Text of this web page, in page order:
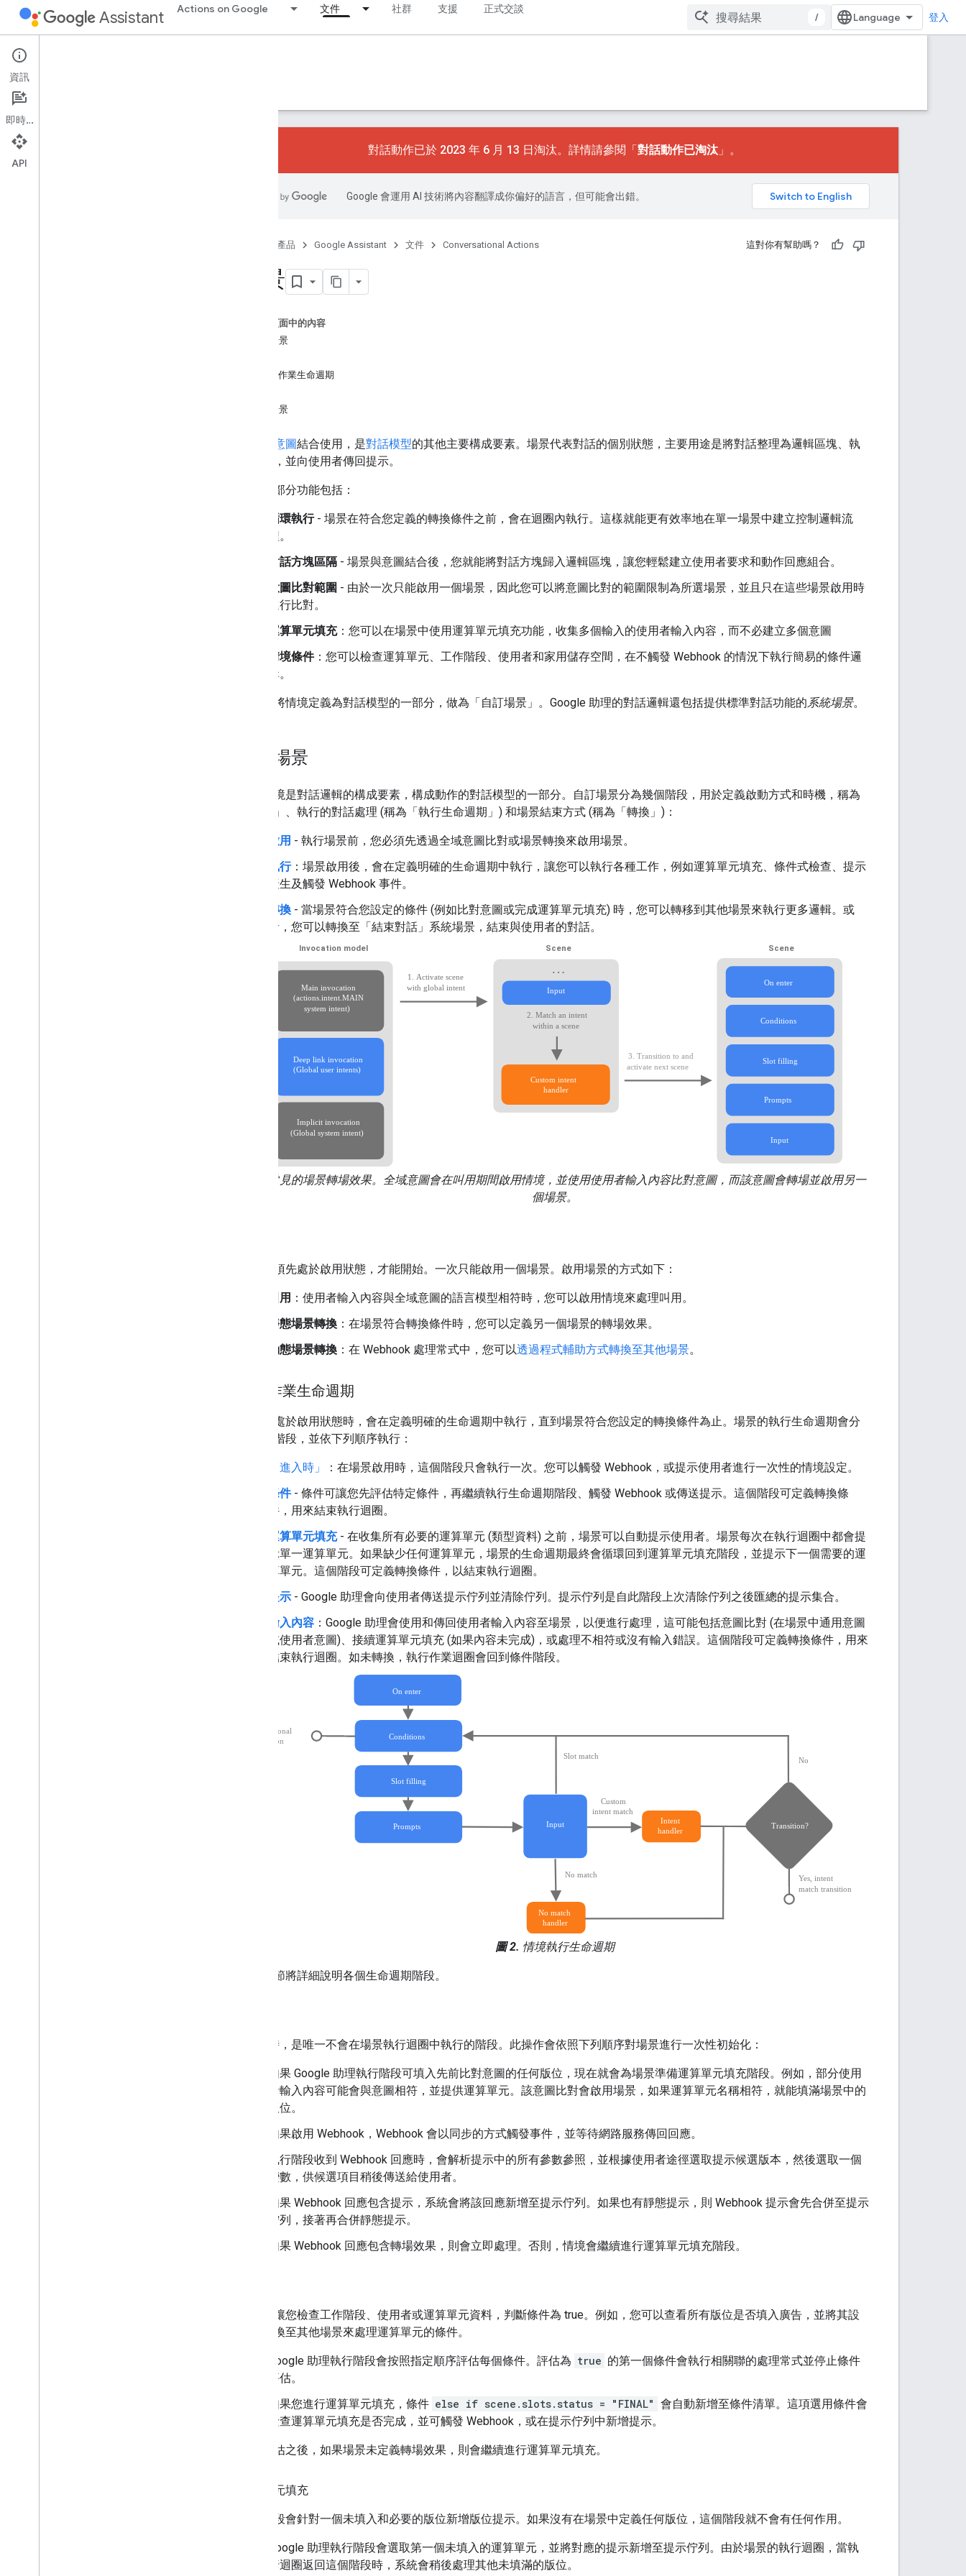
Assistant Actions on Google 文件 社群 支援 正式交談
/ 登入
Conversational Actions
指南
對話動作已於 2023 年 6 月 13 日淘汰。詳情請參閱「對話動作已淘汰 」。
Google 會運用 AI 技術將內容翻譯成你偏好的語言，但可能會出錯。
產品 Google Assistant 文件 Conversational Actions 這對你有幫助嗎？
場景
這個頁面中的內容
自訂場景
執行作業生命週期
系統場景
意圖結合使用，是對話模型的其他主要構成要素。場景代表對話的個別狀態，主要用途是將對話整理為邏輯區塊、執
行工作，並向使用者傳回提示。
場景的部分功能包括：
循環執行- 場景在符合您定義的轉換條件之前，會在迴圈內執行。這樣就能更有效率地在單一場景中建立控制邏輯流
程。
對話方塊區隔 - 場景與意圖結合後，您就能將對話方塊歸入邏輯區塊，讓您輕鬆建立使用者要求和動作回應組合。
意圖比對範圍 - 由於一次只能啟用一個場景，因此您可以將意圖比對的範圍限制為所選場景，並且只在這些場景啟用時
進行比對。
運算單元填充：您可以在場景中使用運算單元填充功能，收集多個輸入的使用者輸入內容，而不必建立多個意圖
情境條件：您可以檢查運算單元、工作階段、使用者和家用儲存空間，在不觸發 Webhook 的情況下執行簡易的條件邏
輯。
您可以將情境定義為對話模型的一部分，做為「自訂場景」 。Google 助理的對話邏輯還包括提供標準對話功能的系統場景。
自訂場景
自訂情境是對話邏輯的構成要素，構成動作的對話模型的一部分。自訂場景分為幾個階段，用於定義啟動方式和時機，稱為
「啟用」 、執行的對話處理 (稱為「執行生命週期」 ) 和場景結束方式 (稱為「轉換」 )：
啟用 - 執行場景前，您必須先透過全域意圖比對或場景轉換來啟用場景。
執行：場景啟用後，會在定義明確的生命週期中執行，讓您可以執行各種工作，例如運算單元填充、條件式檢查、提示
產生及觸發 Webhook 事件。
轉換 - 當場景符合您設定的條件 (例如比對意圖或完成運算單元填充) 時，您可以轉移到其他場景來執行更多邏輯。或
者，您可以轉換至「結束對話」 系統場景，結束與使用者的對話。
常見的場景轉場效果。全域意圖會在叫用期間啟用情境，並使用使用者輸入內容比對意圖，而該意圖會轉場並啟用另一
個場景。
場景必須先處於啟用狀態，才能開始。一次只能啟用一個場景。啟用場景的方式如下：
叫用 ：使用者輸入內容與全域意圖的語言模型相符時，您可以啟用情境來處理叫用。
靜態場景轉換 ：在場景符合轉換條件時，您可以定義另一個場景的轉場效果。
動態場景轉換 ：在 Webhook 處理常式中，您可以透過程式輔助方式轉換至其他場景。
執行作業生命週期
當場景處於啟用狀態時，會在定義明確的生命週期中執行，直到場景符合您設定的轉換條件為止。場景的執行生命週期會分
為選用階段，並依下列順序執行：
「進入時」
：在場景啟用時，這個階段只會執行一次。您可以觸發 Webhook，或提示使用者進行一次性的情境設定。
條件- 條件可讓您先評估特定條件，再繼續執行生命週期階段、觸發 Webhook 或傳送提示。這個階段可定義轉換條
件，用來結束執行迴圈。
運算單元填充- 在收集所有必要的運算單元 (類型資料) 之前，場景可以自動提示使用者。場景每次在執行迴圈中都會提
示單一運算單元。如果缺少任何運算單元，場景的生命週期最終會循環回到運算單元填充階段，並提示下一個需要的運
算單元。這個階段可定義轉換條件，以結束執行迴圈。
提示 - Google 助理會向使用者傳送提示佇列並清除佇列。提示佇列是自此階段上次清除佇列之後匯總的提示集合。
輸入內容 ：Google 助理會使用和傳回使用者輸入內容至場景，以便進行處理，這可能包括意圖比對 (在場景中通用意圖
或使用者意圖)、接續運算單元填充 (如果內容未完成)，或處理不相符或沒有輸入錯誤。這個階段可定義轉換條件，用來
結束執行迴圈。如未轉換，執行作業迴圈會回到條件階段。
圖 2. 情境執行生命週期
以下各節將詳細說明各個生命週期階段。
Enter 時，是唯一不會在場景執行迴圈中執行的階段。此操作會依照下列順序對場景進行一次性初始化：
如果 Google 助理執行階段可填入先前比對意圖的任何版位，現在就會為場景準備運算單元填充階段。例如，部分使用
者輸入內容可能會與意圖相符，並提供運算單元。該意圖比對會啟用場景，如果運算單元名稱相符，就能填滿場景中的
版位。
如果啟用 Webhook，Webhook 會以同步的方式觸發事件，並等待網路服務傳回回應。
執行階段收到 Webhook 回應時，會解析提示中的所有參數參照，並根據使用者途徑選取提示候選版本，然後選取一個
變數，供候選項目稍後傳送給使用者。
如果 Webhook 回應包含提示，系統會將該回應新增至提示佇列。如果也有靜態提示，則 Webhook 提示會先合併至提示
佇列，接著再合併靜態提示。
如果 Webhook 回應包含轉場效果，則會立即處理。否則，情境會繼續進行運算單元填充階段。
條件可讓您檢查工作階段、使用者或運算單元資料，判斷條件為 true。例如，您可以查看所有版位是否填入廣告，並將其設
定為轉換至其他場景來處理運算單元的條件。
Google 助理執行階段會按照指定順序評估每個條件。評估為 true 的第一個條件會執行相關聯的處理常式並停止條件
評估。
如果您進行運算單元填充，條件 else if scene.slots.status = "FINAL" 會自動新增至條件清單。這項選用條件會
檢查運算單元填充是否完成，並可觸發 Webhook，或在提示佇列中新增提示。
條件評估之後，如果場景未定義轉場效果，則會繼續進行運算單元填充。
運算單元填充
這個階段會針對一個未填入和必要的版位新增版位提示。如果沒有在場景中定義任何版位，這個階段就不會有任何作用。
Google 助理執行階段會選取第一個未填入的運算單元，並將對應的提示新增至提示佇列。由於場景的執行迴圈，當執
行迴圈返回這個階段時，系統會稍後處理其他未填滿的版位。
資訊
即時通訊
API